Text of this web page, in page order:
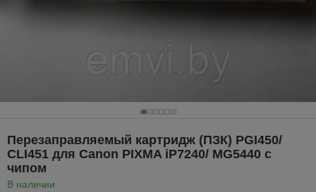
Перезаправляемый картридж (ПЗК) PGI450/
CLI451 для Canon PIXMA iP7240/ MG5440 с
чипом
В наличии